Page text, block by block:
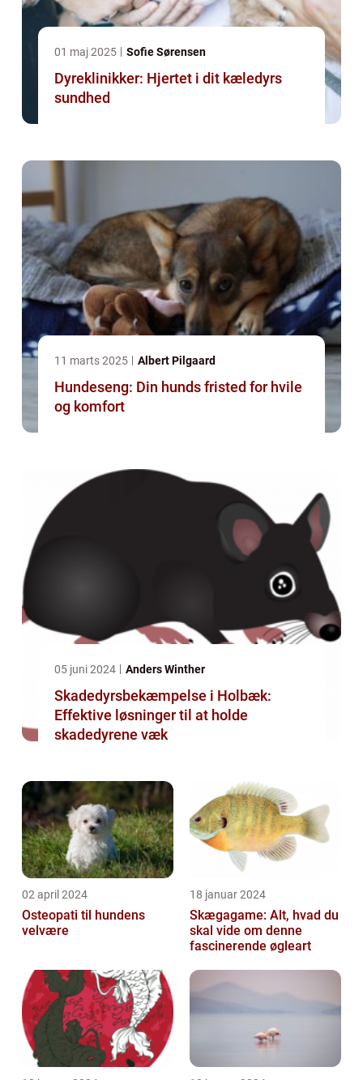
01 maj 2025 Sofie Sørensen
Dyreklinikker: Hjertet i dit kæledyrs
sundhed
11 marts 2025 Albert Pilgaard
Hundeseng: Din hunds fristed for hvile
og komfort
05 juni 2024 Anders Winther
Skadedyrsbekæmpelse i Holbæk:
Effektive løsninger til at holde
skadedyrene væk
02 april 2024
Osteopati til hundens
velvære
18 januar 2024
Skægagame: Alt, hvad du
skal vide om denne
fascinerende øgleart